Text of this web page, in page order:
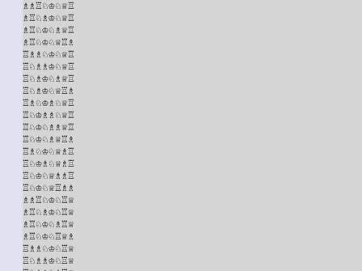
♗♗♖♘♔♘♕♖
♗♖♘♗♔♘♕♖
♗♖♘♔♘♗♕♖
♗♖♘♔♘♕♖♗
♖♗♗♘♔♘♕♖
♖♘♗♗♔♘♕♖
♖♘♗♔♘♗♕♖
♖♘♗♔♘♕♖♗
♖♗♘♔♗♘♕♖
♖♘♔♗♗♘♕♖
♖♘♔♘♗♗♕♖
♖♘♔♘♗♕♖♗
♖♗♘♔♘♕♗♖
♖♘♔♗♘♕♗♖
♖♘♔♘♕♗♗♖
♖♘♔♘♕♖♗♗
♗♗♖♘♔♘♖♕
♗♖♘♗♔♘♖♕
♗♖♘♔♘♗♖♕
♗♖♘♔♘♖♕♗
♖♗♗♘♔♘♖♕
♖♘♗♗♔♘♖♕